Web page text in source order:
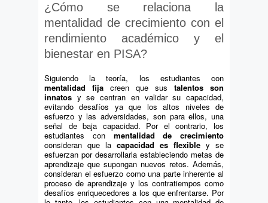
¿Cómo se relaciona la
mentalidad de crecimiento con el
rendimiento académico y el
bienestar en PISA?
Siguiendo la teoría, los estudiantes con
mentalidad fija creen que sus talentos son
innatos y se centran en validar su capacidad,
evitando desafíos ya que los altos niveles de
esfuerzo y las adversidades, son para ellos, una
señal de baja capacidad. Por el contrario, los
estudiantes con mentalidad de crecimiento
consideran que la capacidad es flexible y se
esfuerzan por desarrollarla estableciendo metas de
aprendizaje que supongan nuevos retos. Además,
consideran el esfuerzo como una parte inherente al
proceso de aprendizaje y los contratiempos como
desafíos enriquecedores a los que enfrentarse. Por